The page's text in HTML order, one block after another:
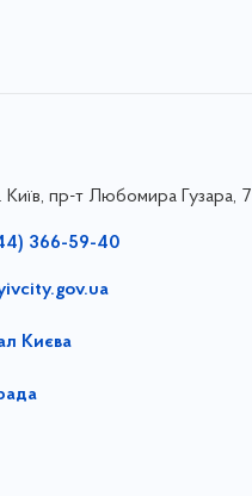
Київ, пр-т Любомира Гузара, 7
366-59-40
Києва